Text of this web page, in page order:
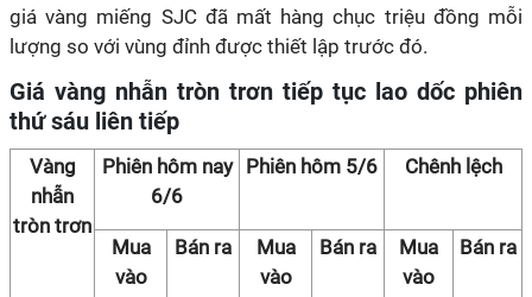
giá vàng miếng SJC đã mất hàng chục triệu đồng mỗi
lượng so với vùng đỉnh được thiết lập trước đó.
Giá vàng nhẫn tròn trơn tiếp tục lao dốc phiên
thứ sáu liên tiếp
Vàng
nhẫn
tròn trơn
Phiên hôm nay
6/6
Phiên hôm 5/6 Chênh lệch
Mua
vào
Bán ra
Mua
vào
Bán ra
Mua
vào
Bán ra